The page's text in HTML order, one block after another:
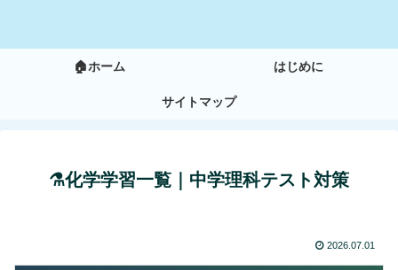
🏠ホーム はじめに
サイトマップ
⚗️化学学習一覧｜中学理科テスト対策
2026.07.01